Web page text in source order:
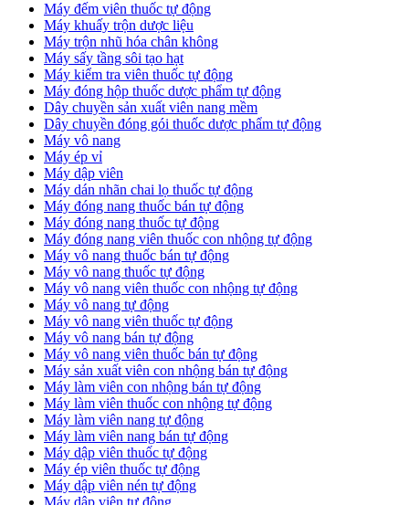
Máy đếm viên thuốc tự động
Máy khuấy trộn dược liệu
Máy trộn nhũ hóa chân không
Máy sấy tầng sôi tạo hạt
Máy kiểm tra viên thuốc tự động
Máy đóng hộp thuốc dược phẩm tự động
Dây chuyền sản xuất viên nang mềm
Dây chuyền đóng gói thuốc dược phẩm tự động
Máy vô nang
Máy ép vỉ
Máy dập viên
Máy dán nhãn chai lọ thuốc tự động
Máy đóng nang thuốc bán tự động
Máy đóng nang thuốc tự động
Máy đóng nang viên thuốc con nhộng tự động
Máy vô nang thuốc bán tự động
Máy vô nang thuốc tự động
Máy vô nang viên thuốc con nhộng tự động
Máy vô nang tự động
Máy vô nang viên thuốc tự động
Máy vô nang bán tự động
Máy vô nang viên thuốc bán tự động
Máy sản xuất viên con nhộng bán tự động
Máy làm viên con nhộng bán tự động
Máy làm viên thuốc con nhộng tự động
Máy làm viên nang tự động
Máy làm viên nang bán tự động
Máy dập viên thuốc tự động
​Máy ép viên thuốc tự động
​Máy dập viên nén tự động